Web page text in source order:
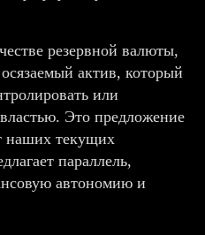
резервной валюты,
актив, который
или
Это предложение
наших текущих
параллель,
автономию и